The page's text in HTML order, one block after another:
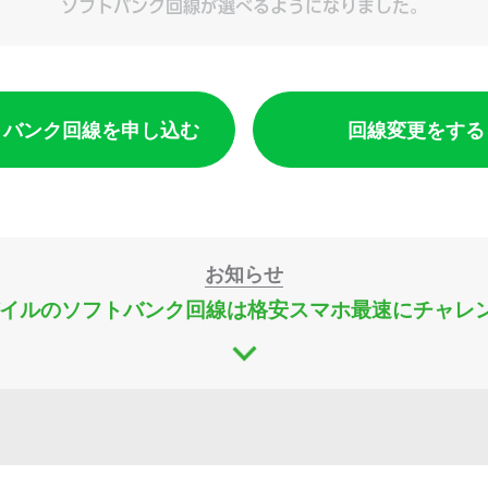
バンク回線を申し込む 回線変更をする
お知らせ
ルのソフトバンク回線は格安スマホ最速にチャレ